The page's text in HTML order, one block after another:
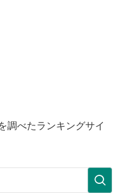
調べたランキングサイ